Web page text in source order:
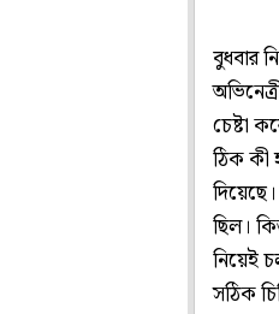
বুধবার
চেষ্টা
ঠিক কী
ছিল।
নিয়েই
সঠিক